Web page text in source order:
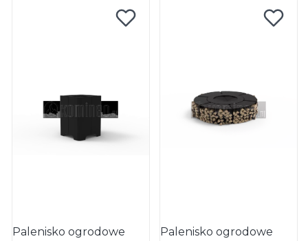
Palenisko ogrodowe
Palenisko ogrodowe